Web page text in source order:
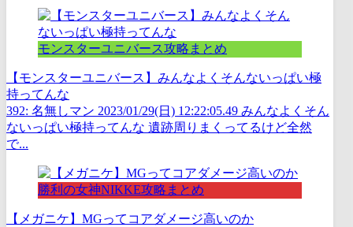
モンスターユニバース攻略まとめ
【モンスターユニバース】みんなよくそんないっぱい極
持ってんな
392: 名無しマン 2023/01/29(日) 12:22:05.49 みんなよくそん
ないっぱい極持ってんな 遺跡周りまくってるけど全然
で...
勝利の女神NIKKE攻略まとめ
【メガニケ】MGってコアダメージ高いのか